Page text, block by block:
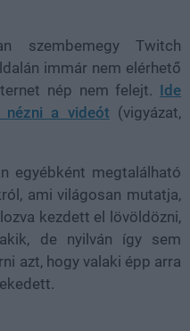
szembemegy Twitch
immár nem elérhető
nép nem felejt. Ide
a videót (vigyázat,
egyébként megtalálható
ami világosan mutatja,
kezdett el lövöldözni,
de nyilván így sem
azt, hogy valaki épp arra